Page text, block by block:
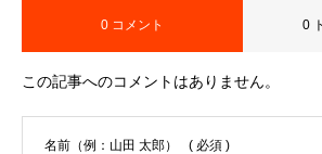
0 コメント 0
この記事へのコメントはありません。
名前（例：山田 太郎） ( 必須 )